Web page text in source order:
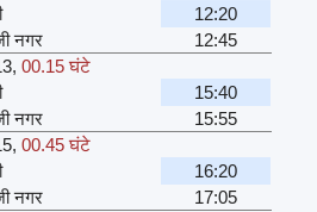
12:20
नगर
12:45
,00.15 घंटे
15:40
नगर
15:55
,00.45 घंटे
16:20
नगर
17:05